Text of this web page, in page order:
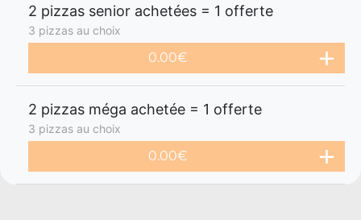
2 pizzas senior achetées = 1 offerte
3 pizzas au choix
0.00€
2 pizzas méga achetée = 1 offerte
3 pizzas au choix
0.00€